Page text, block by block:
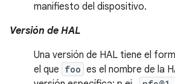
manifiesto del dispositivo.
Versión de HAL
Una versión de HAL tiene el
el que foo es el nombre de la